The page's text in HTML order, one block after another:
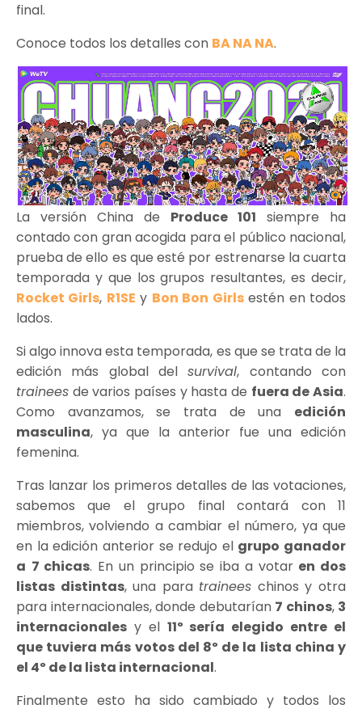
final.
Conoce todos los detalles con BA NA NA.
La versión China de Produce 101 siempre ha
contado con gran acogida para el público nacional,
prueba de ello es que esté por estrenarse la cuarta
temporada y que los grupos resultantes, es decir,
Rocket Girls, R1SE y Bon Bon Girlsestén en todos
lados.
Si algo innova esta temporada, es que se trata de la
edición más global delsurvival, contando con
trainees de varios países y hasta de fuera de Asia.
Como avanzamos, se trata de una edición
masculina, ya que la anterior fue una edición
femenina.
Tras lanzar los primeros detalles de las votaciones,
sabemos que el grupo final contará con 11
miembros, volviendo a cambiar el número, ya que
en la edición anterior se redujo el grupo ganador
a 7 chicas. En un principio se iba a votar en dos
listas distintas, una para trainees chinos y otra
para internacionales, donde debutarían 7 chinos, 3
internacionales y el 11º sería elegido entre el
que tuviera más votos del 8º de la lista china y
el 4º de la lista internacional.
Finalmente esto ha sido cambiado y todos los